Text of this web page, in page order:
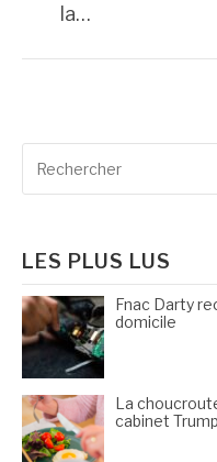
la…
LES PLUS LUS
Fnac Darty
domicile
La
cabinet Trump